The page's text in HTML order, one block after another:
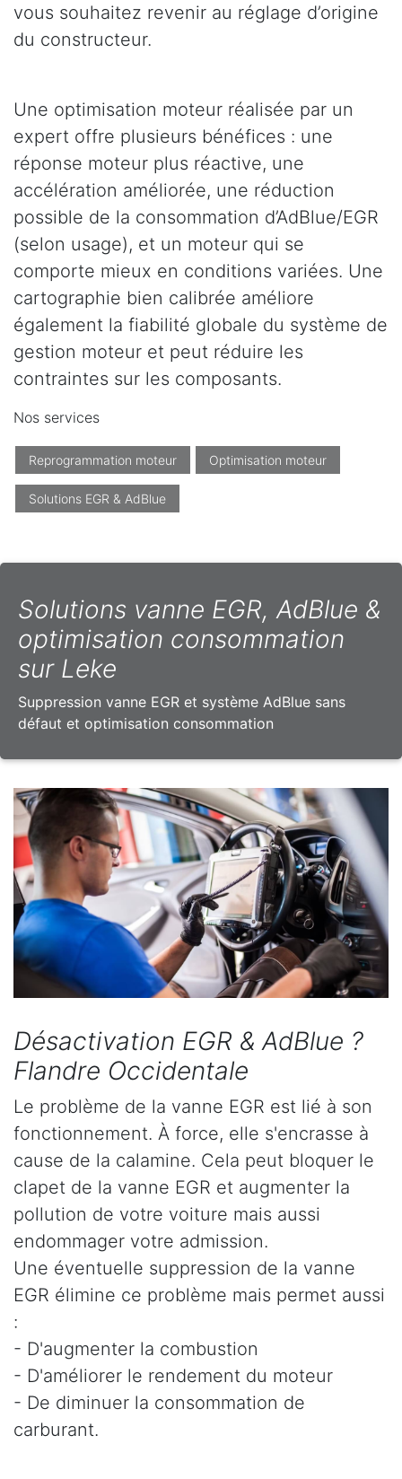
vous souhaitez revenir au réglage d’origine
du constructeur.
Une optimisation moteur réalisée par un
expert offre plusieurs bénéfices : une
réponse moteur plus réactive, une
accélération améliorée, une réduction
possible de la consommation d’AdBlue/EGR
(selon usage), et un moteur qui se
comporte mieux en conditions variées. Une
cartographie bien calibrée améliore
également la fiabilité globale du système de
gestion moteur et peut réduire les
contraintes sur les composants.
Nos services
Reprogrammation moteur Optimisation moteur
Solutions EGR & AdBlue
Solutions vanne EGR, AdBlue &
optimisation consommation
sur Leke
Suppression vanne EGR et système AdBlue sans
défaut et optimisation consommation
Désactivation EGR & AdBlue ?
Flandre Occidentale
Le problème de la vanne EGR est lié à son
fonctionnement. À force, elle s'encrasse à
cause de la calamine. Cela peut bloquer le
clapet de la vanne EGR et augmenter la
pollution de votre voiture mais aussi
endommager votre admission.
Une éventuelle suppression de la vanne
EGR élimine ce problème mais permet aussi
:
- D'augmenter la combustion
- D'améliorer le rendement du moteur
- De diminuer la consommation de
carburant.